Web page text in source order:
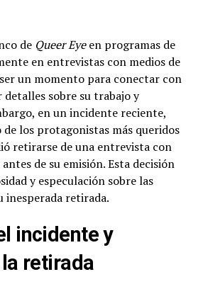
de Queer Eyeen programas de
en entrevistas con medios de
un momento para conectar con
sobre su trabajo y
en un incidente reciente,
los protagonistas más queridos
retirarse de una entrevista con
de su emisión. Esta decisión
y especulación sobre las
inesperada retirada.
incidente y
retirada